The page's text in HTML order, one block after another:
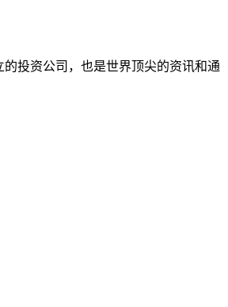
投资公司，也是世界顶尖的资讯和通